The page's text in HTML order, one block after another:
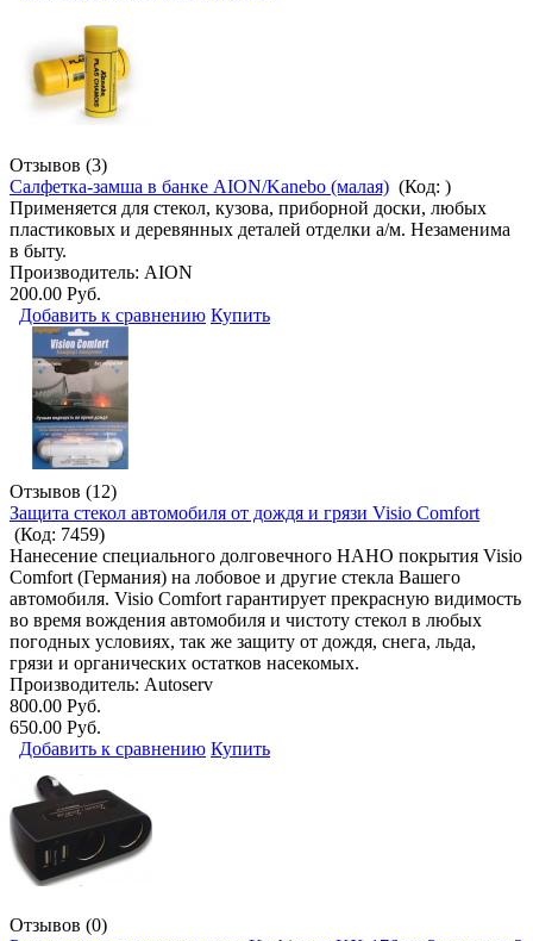
Отзывов (3)
Салфетка-замша в банке AION/Kanebo (малая) (Код: )
Применяется для стекол, кузова, приборной доски, любых
пластиковых и деревянных деталей отделки а/м. Незаменима
в быту.
Производитель: AION
200.00 Руб.
Добавить к сравнению Купить
Отзывов (12)
Защита стекол автомобиля от дождя и грязи Visio Comfort
(Код: 7459)
Нанесение специального долговечного НАНО покрытия Visio
Comfort (Германия) на лобовое и другие стекла Вашего
автомобиля. Visio Comfort гарантирует прекрасную видимость
во время вождения автомобиля и чистоту стекол в любых
погодных условиях, так же защиту от дождя, снега, льда,
грязи и органических остатков насекомых.
Производитель: Autoserv
800.00 Руб.
650.00 Руб.
Добавить к сравнению Купить
Отзывов (0)